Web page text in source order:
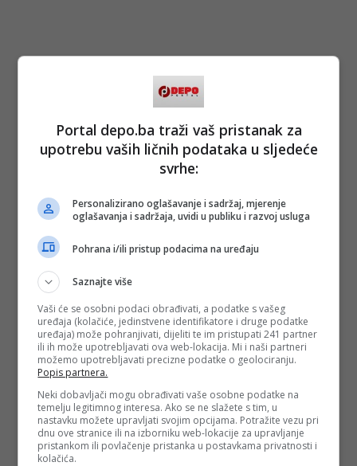
Portal depo.ba traži vaš pristanak za
upotrebu vaših ličnih podataka u sljedeće
svrhe:
Personalizirano oglašavanje i sadržaj, mjerenje
oglašavanja i sadržaja, uvidi u publiku i razvoj usluga
Pohrana i/ili pristup podacima na uređaju
Saznajte više
Vaši će se osobni podaci obrađivati, a podatke s vašeg
uređaja (kolačiće, jedinstvene identifikatore i druge podatke
uređaja) može pohranjivati, dijeliti te im pristupati 241 partner
ili ih može upotrebljavati ova web-lokacija. Mi i naši partneri
možemo upotrebljavati precizne podatke o geolociranju.
Popis partnera.
Neki dobavljači mogu obrađivati vaše osobne podatke na
temelju legitimnog interesa. Ako se ne slažete s tim, u
nastavku možete upravljati svojim opcijama. Potražite vezu pri
dnu ove stranice ili na izborniku web-lokacije za upravljanje
pristankom ili povlačenje pristanka u postavkama privatnosti i
kolačića.